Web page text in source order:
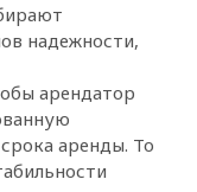
надежности,
арендатор
аренды. То